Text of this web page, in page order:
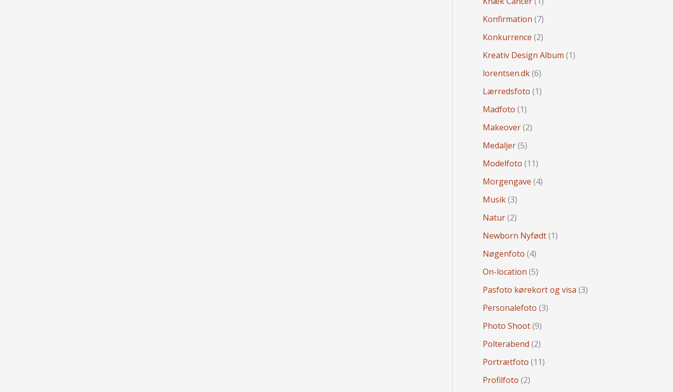
Konfirmation (7)
Konkurrence (2)
Kreativ Design Album (1)
lorentsen.dk(6)
Lærredsfoto (1)
Madfoto (1)
Makeover(2)
Medaljer(5)
Modelfoto (11)
Morgengave (4)
Musik(3)
Natur(2)
Newborn Nyfødt(1)
Nøgenfoto (4)
On-location (5)
Pasfoto kørekort og visa (3)
Personalefoto (3)
Photo Shoot(9)
Polterabend (2)
Portrætfoto (11)
Profilfoto (2)